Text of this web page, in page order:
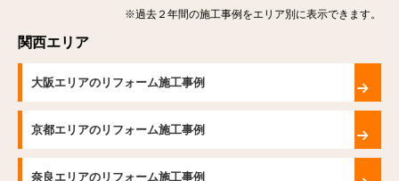
※過去２年間の施工事例をエリア別に表示できます。
関西エリア
大阪エリアのリフォーム施工事例
京都エリアのリフォーム施工事例
奈良エリアのリフォーム施工事例